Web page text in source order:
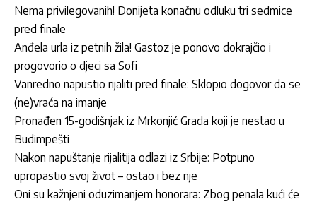
Nema privilegovanih! Donijeta konačnu odluku tri sedmice
pred finale
Anđela urla iz petnih žila! Gastoz je ponovo dokrajčio i
progovorio o djeci sa Sofi
Vanredno napustio rijaliti pred finale: Sklopio dogovor da se
(ne)vraća na imanje
Pronađen 15-godišnjak iz Mrkonjić Grada koji je nestao u
Budimpešti
Nakon napuštanje rijalitija odlazi iz Srbije: Potpuno
upropastio svoj život – ostao i bez nje
Oni su kažnjeni oduzimanjem honorara: Zbog penala kući će